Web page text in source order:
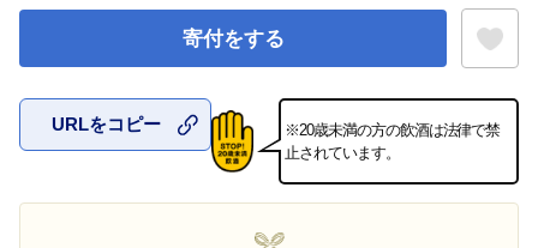
寄付をする
お気に入
URLをコピー
※20歳未満の方の飲酒は法律で禁
止されています。